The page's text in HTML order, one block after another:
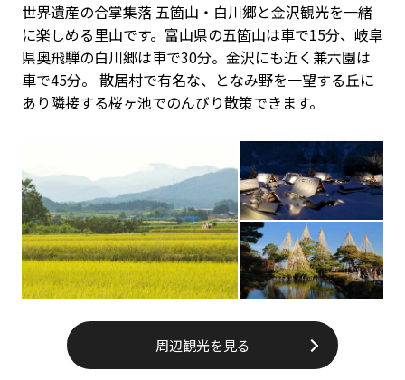
世界遺産の合掌集落 五箇山・白川郷と金沢観光を一緒
に楽しめる里山です。富山県の五箇山は車で15分、岐阜
県奥飛騨の白川郷は車で30分。金沢にも近く兼六園は
車で45分。 散居村で有名な、となみ野を一望する丘に
あり隣接する桜ヶ池でのんびり散策できます。
周辺観光を見る